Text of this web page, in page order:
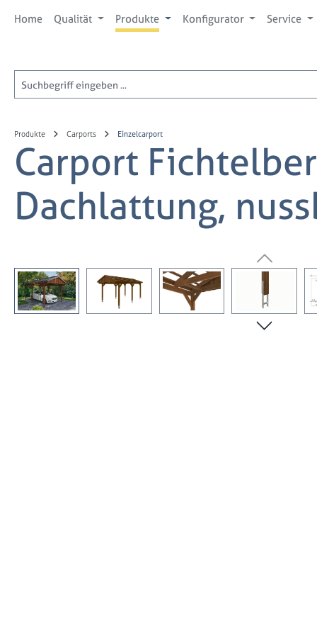
Hauptinhalt springen
Zur Suche springen
Zur Hauptnavigation springen
Home Qualität Produkte Konfigurator Service
Produkte Carports Einzelcarport
Carport
Dachlattung,
Bildergalerie überspringen